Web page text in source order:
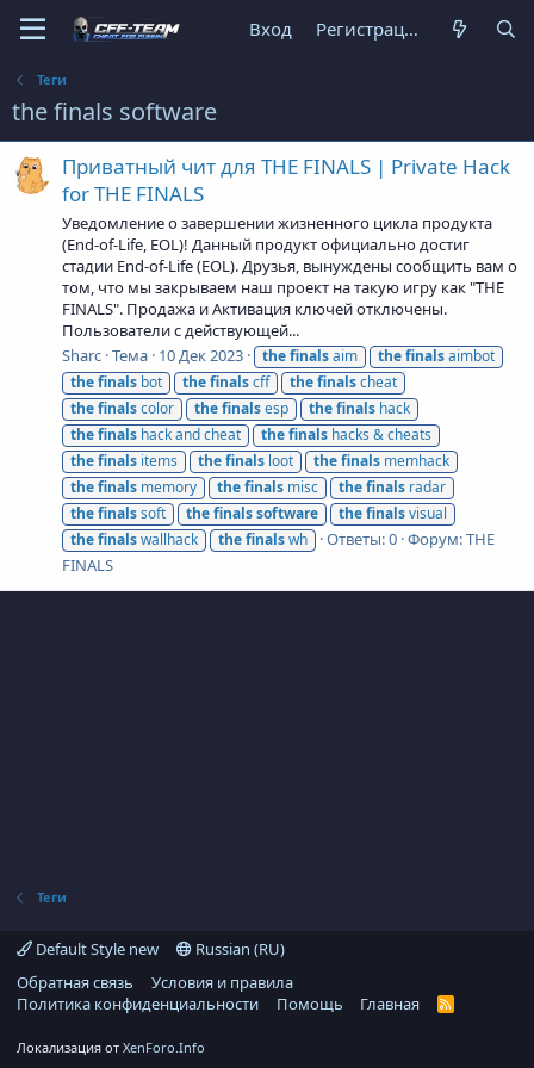
Вход Регистрация
Теги
the finals software
Приватный чит для THE FINALS | Private Hack
for THE FINALS
Уведомление о завершении жизненного цикла продукта
(End-of-Life, EOL)! Данный продукт официально достиг
стадии End-of-Life (EOL). Друзья, вынуждены сообщить вам о
том, что мы закрываем наш проект на такую игру как "THE
FINALS". Продажа и Активация ключей отключены.
Пользователи с действующей...
Sharc Тема 10 Дек 2023 thefinalsaim thefinalsaimbot
thefinals bot thefinalscff thefinalscheat
thefinalscolor thefinalsesp thefinals hack
thefinals hack and cheat thefinals hacks & cheats
thefinals items thefinals loot thefinals memhack
thefinals memory thefinals misc thefinals radar
thefinalssoft thefinalssoftware thefinalsvisual
thefinalswallhack thefinalswh Ответы: 0 Форум:THE
FINALS
Теги
Default Style new
Russian (RU)
Обратная связь
Условия и правила
Политика конфиденциальности
Помощь Главная
R
Локализация от XenForo.Info